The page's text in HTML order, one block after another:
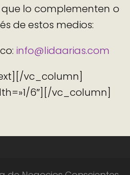
lo complementen o
de estos medios:
info@lidaarias.com
vc_column]
6″][/vc_column]